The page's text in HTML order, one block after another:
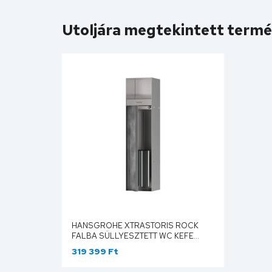
Utoljára megtekintett
HANSGROHE XTRASTORIS ROCK
FALBA SÜLLYESZTETT WC KEFE
TARTÓ WC PAPÍR TARTÓVAL ÉS
CSEMPÉZHETŐ AJTÓVAL,
319 399 Ft